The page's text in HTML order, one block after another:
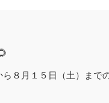
８月１５日（土）まで